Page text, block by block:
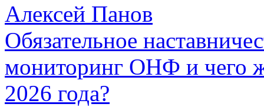
Алексей Панов
Обязательное
мониторинг ОНФ и чего
2026 года?